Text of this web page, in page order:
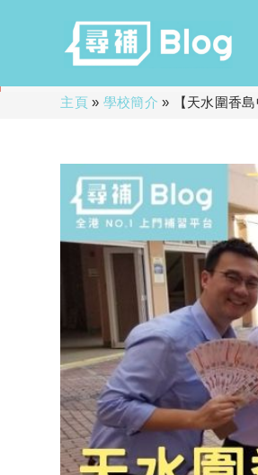
主頁» 學校簡介 » 【天水圍香